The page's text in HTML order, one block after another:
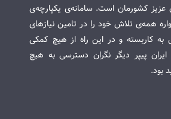
عزیز کشورمان است. سامانه‌ی یکپارچه‌ی
همه‌ی تلاش خود را در تامین نیازهای
کاربسته و در این راه از هیچ کمکی
ایران پیپر دیگر نگران دسترسی به هیچ
بود.